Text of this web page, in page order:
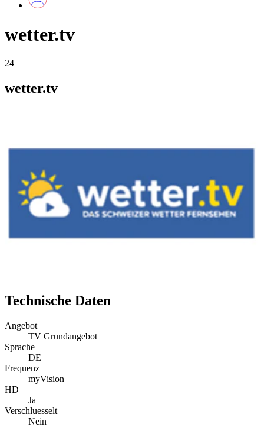
wetter.tv
24
wetter.tv
Technische Daten
Angebot
TV Grundangebot
Sprache
DE
Frequenz
myVision
HD
Ja
Verschluesselt
Nein